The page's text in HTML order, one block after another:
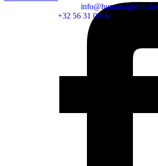
info@hummingbirds.be
+32 56 31 00 41